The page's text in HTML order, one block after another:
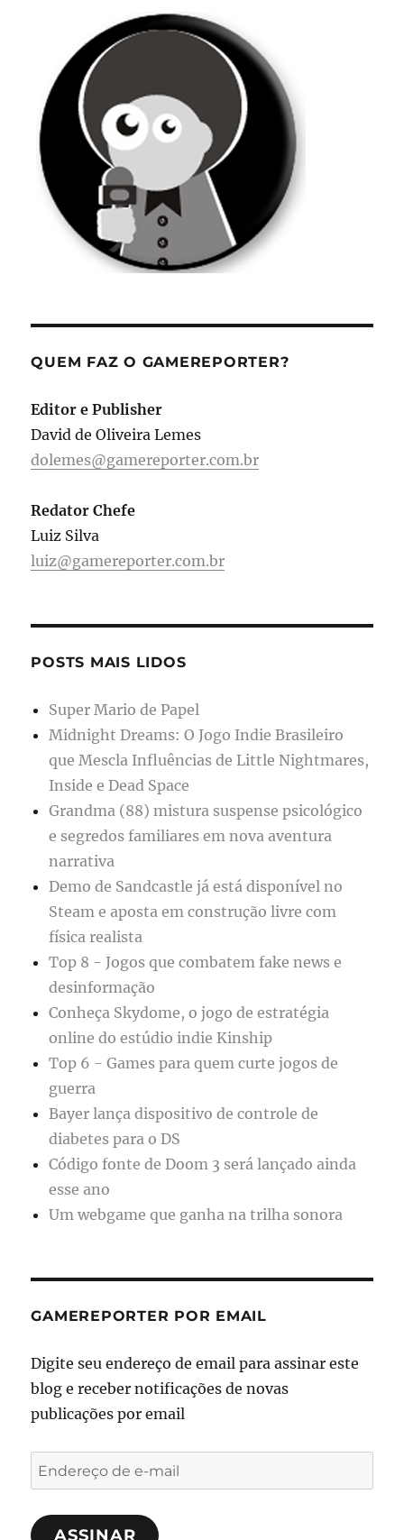
QUEM FAZ O GAMEREPORTER?
Editor e Publisher
David de Oliveira Lemes
dolemes@gamereporter.com.br
Redator Chefe
Luiz Silva
luiz@gamereporter.com.br
POSTS MAIS LIDOS
Super Mario de Papel
Midnight Dreams: O Jogo Indie Brasileiro
que Mescla Influências de Little Nightmares,
Inside e Dead Space
Grandma (88) mistura suspense psicológico
e segredos familiares em nova aventura
narrativa
Demo de Sandcastle já está disponível no
Steam e aposta em construção livre com
física realista
Top 8 - Jogos que combatem fake news e
desinformação
Conheça Skydome, o jogo de estratégia
online do estúdio indie Kinship
Top 6 - Games para quem curte jogos de
guerra
Bayer lança dispositivo de controle de
diabetes para o DS
Código fonte de Doom 3 será lançado ainda
esse ano
Um webgame que ganha na trilha sonora
GAMEREPORTER POR EMAIL
Digite seu endereço de email para assinar este
blog e receber notificações de novas
publicações por email
Endereço
de
e-
ASSINAR